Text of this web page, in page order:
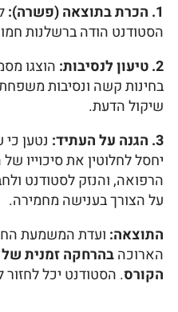
1. הכרת בתוצאה (פשרה):
הסטודנט הודה ברשלנות
2. טיעון לנסיבות:
הוצגו
בחינות קשה ונסיבות
שיקול הדעת.
3. הגנה על העתיד:
נטען
יחסל לחלוטין את סיכוייו
הרפואה, והנזק לסטודנט
על הצורך בענישה מחמירה.
התוצאה: ועדת המשמעת
הארוכהבהרחקה זמנית
הקורס. הסטודנט יכל לחזור